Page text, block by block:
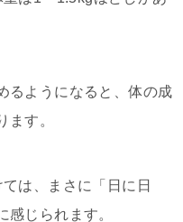
るようになると、体の成
ます。
は、まさに「日に日
感じられます。